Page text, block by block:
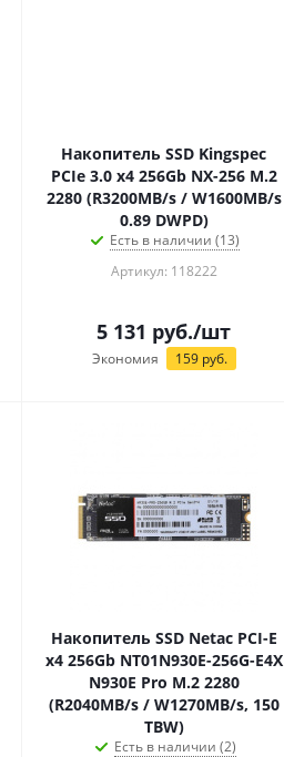
Накопитель SSD Kingspec
PCIe 3.0 x4 256Gb NX-256 M.2
2280 (R3200MB/s / W1600MB/s
0.89 DWPD)
Есть в наличии (13)
Артикул: 118222
5 131 руб./шт
Экономия 159руб.
Накопитель SSD Netac PCI-E
x4 256Gb NT01N930E-256G-E4X
N930E Pro M.2 2280
(R2040MB/s / W1270MB/s, 150
TBW)
Есть в наличии (2)